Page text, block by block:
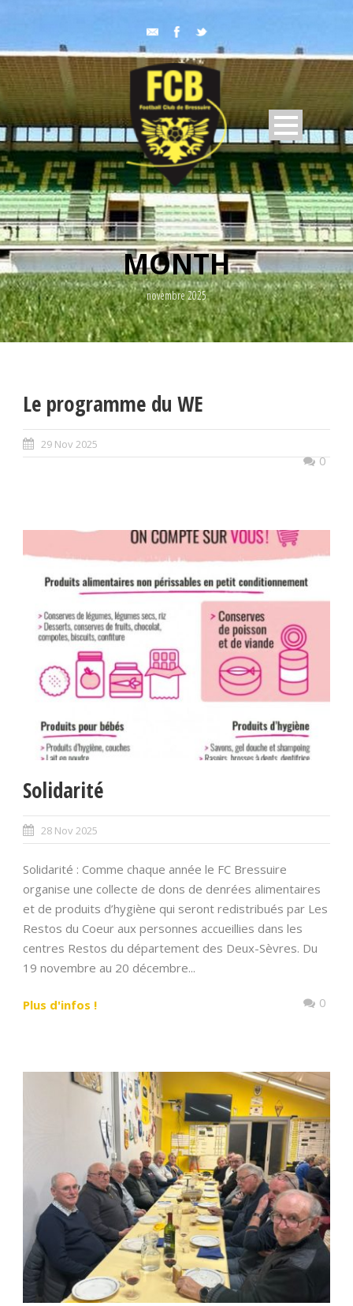
MONTH
novembre 2025
Le programme du WE
29 Nov 2025
0
Solidarité
28 Nov 2025
Solidarité : Comme chaque année le FC Bressuire
organise une collecte de dons de denrées alimentaires
et de produits d’hygiène qui seront redistribués par Les
Restos du Coeur aux personnes accueillies dans les
centres Restos du département des Deux-Sèvres. Du
19 novembre au 20 décembre...
Plus d'infos ! 0